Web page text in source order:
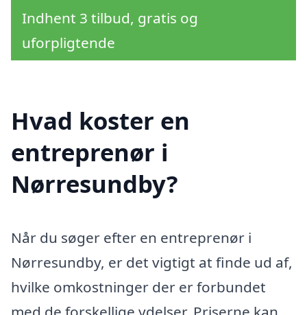
Indhent 3 tilbud, gratis og
uforpligtende
Hvad koster en
entreprenør i
Nørresundby?
Når du søger efter en entreprenør i
Nørresundby, er det vigtigt at finde ud af,
hvilke omkostninger der er forbundet